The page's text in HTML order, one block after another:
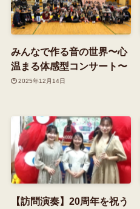
みんなで作る音の世界〜心
温まる体感型コンサート〜
2025年12月14日
【訪問演奏】20周年を祝う